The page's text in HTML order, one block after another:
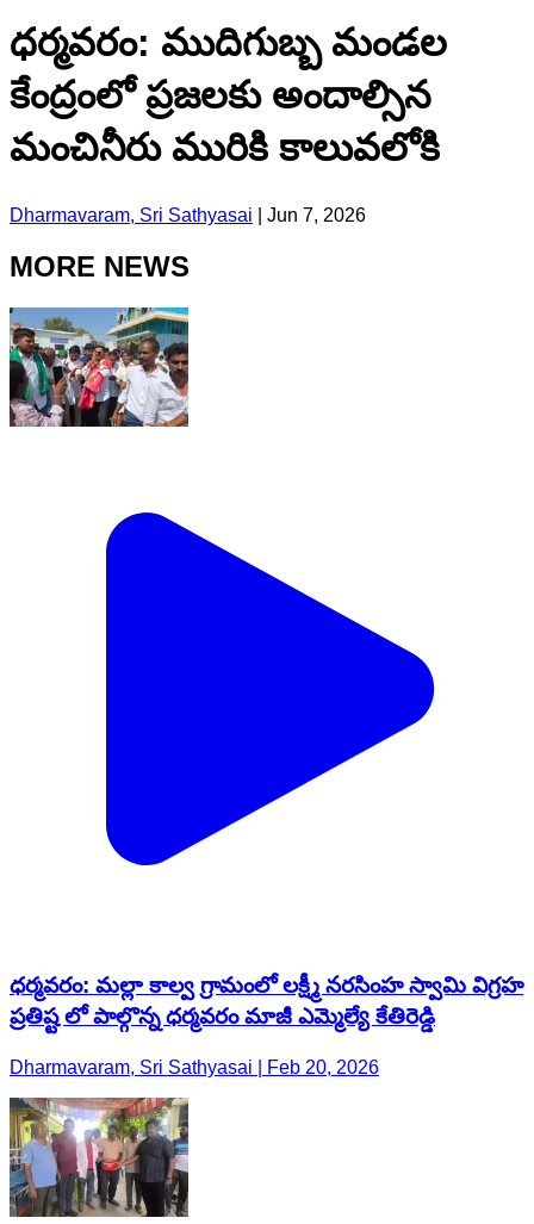
ధర్మవరం: ముదిగుబ్బ మండల
కేంద్రంలో ప్రజలకు అందాల్సిన
మంచినీరు మురికి కాలువలోకి
Dharmavaram, Sri Sathyasai Jun 7, 2026
MORE NEWS
ధర్మవరం: మల్లా కాల్వ గ్రామంలో లక్ష్మీ నరసింహ స్వామి విగ్రహ
ప్రతిష్ట లో పాల్గొన్న ధర్మవరం మాజీ ఎమ్మెల్యే కేతిరెడ్డి
Dharmavaram, Sri Sathyasai | Feb 20, 2026